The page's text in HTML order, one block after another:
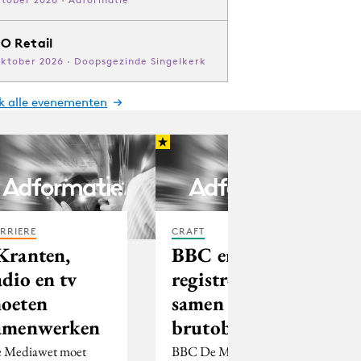
Retail
2026 · Doopsgezinde Singelkerk
alle evenementen
en tv
Mediawet moet
CRAFT
BBC en IAB
registreren
samen
brutobestedingen
BBC De Media en